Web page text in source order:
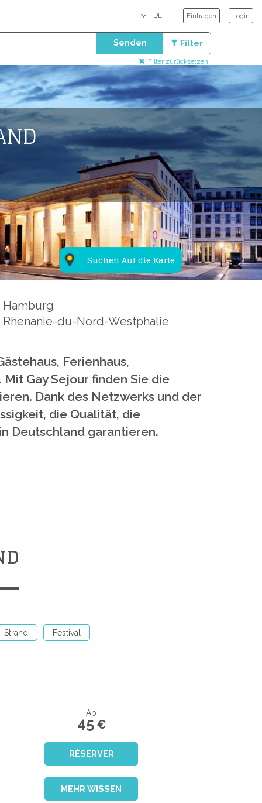
Eintragen Login
Senden Filter
Filter zurücksetzen
Suchen Auf die Karte
Hamburg
Rhenanie-du-Nord-Westphalie
Ferienhaus,
Gay Sejour finden Sie die
Dank des Netzwerks und der
die Qualität, die
Deutschland garantieren.
Strand Festival
Ab
45€
RÉSERVER
MEHR WISSEN